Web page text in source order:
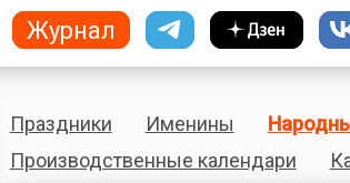
Праздники Именины
Производственные календари
Журнал